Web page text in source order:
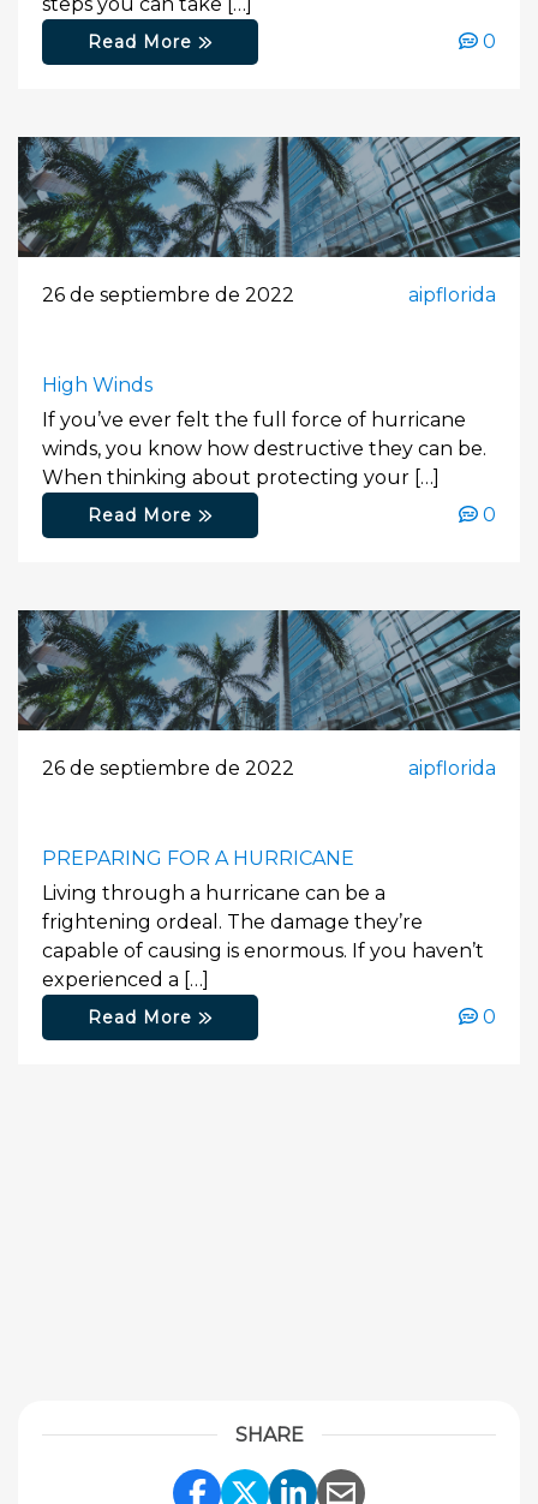
Read More 0
26 de septiembre de 2022 aipflorida
High Winds
If you’ve ever felt the full force of hurricane
winds, you know how destructive they can be.
When thinking about protecting your […]
Read More 0
26 de septiembre de 2022 aipflorida
PREPARING FOR A HURRICANE
Living through a hurricane can be a
frightening ordeal. The damage they’re
capable of causing is enormous. If you haven’t
experienced a […]
Read More 0
SHARE